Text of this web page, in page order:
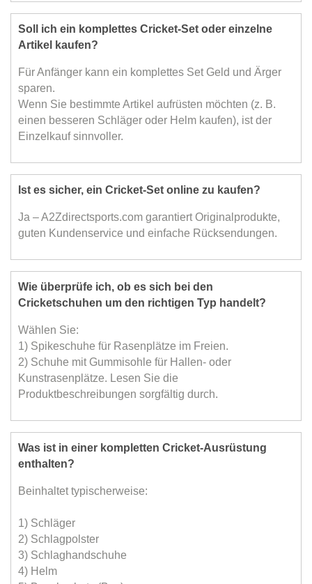
Soll ich ein komplettes Cricket-Set oder einzelne
Artikel kaufen?
Für Anfänger kann ein komplettes Set Geld und Ärger
sparen.
Wenn Sie bestimmte Artikel aufrüsten möchten (z. B.
einen besseren Schläger oder Helm kaufen), ist der
Einzelkauf sinnvoller.
Ist es sicher, ein Cricket-Set online zu kaufen?
Ja – A2Zdirectsports.com garantiert Originalprodukte,
guten Kundenservice und einfache Rücksendungen.
Wie überprüfe ich, ob es sich bei den
Cricketschuhen um den richtigen Typ handelt?
Wählen Sie:
1) Spikeschuhe für Rasenplätze im Freien.
2) Schuhe mit Gummisohle für Hallen- oder
Kunstrasenplätze. Lesen Sie die
Produktbeschreibungen sorgfältig durch.
Was ist in einer kompletten Cricket-Ausrüstung
enthalten?
Beinhaltet typischerweise:
1) Schläger
2) Schlagpolster
3) Schlaghandschuhe
4) Helm